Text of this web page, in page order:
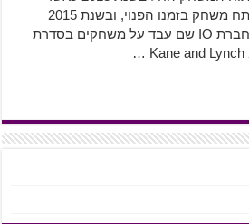
Adrian Lazar החליט לפתח משחק בזמנו הפנוי, ובשנת 2015
בחר לעזוב את עבודתו בחברת IO שם עבד על משחקים בסדרת